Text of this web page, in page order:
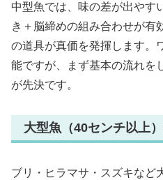
中型魚では、味の差が出やす
き＋脳締めの組み合わせが有
の道具が真価を発揮します。
能ですが、まず基本の流れを
が先決です。
大型魚（40センチ以上
ブリ・ヒラマサ・スズキなど